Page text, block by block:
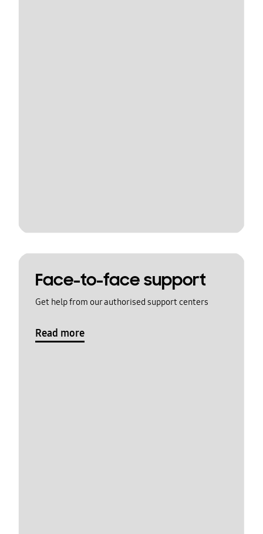
Face-to-face support
Get help from our authorised support centers
Read more